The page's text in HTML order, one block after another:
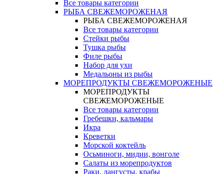
Все товары категории
РЫБА СВЕЖЕМОРОЖЕНАЯ
РЫБА СВЕЖЕМОРОЖЕНАЯ
Все товары категории
Стейки рыбы
Тушка рыбы
Филе рыбы
Набор для ухи
Медальоны из рыбы
МОРЕПРОДУКТЫ СВЕЖЕМОРОЖЕНЫЕ
МОРЕПРОДУКТЫ
СВЕЖЕМОРОЖЕНЫЕ
Все товары категории
Гребешки, кальмары
Икра
Креветки
Морской коктейль
Осьминоги, мидии, вонголе
Салаты из морепродуктов
Раки, лангусты, крабы